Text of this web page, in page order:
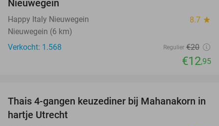
Nieuwegein
Happy Italy Nieuwegein 8.7 star
Nieuwegein (6 km)
Verkocht: 1.568
Regulier €20
€12,95
41%
Thais 4-gangen keuzediner bij Mahanakorn in
hartje Utrecht